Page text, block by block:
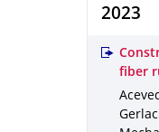
2023
fiber